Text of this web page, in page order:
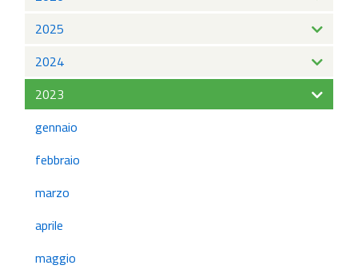
2025
2024
2023
gennaio
febbraio
marzo
aprile
maggio